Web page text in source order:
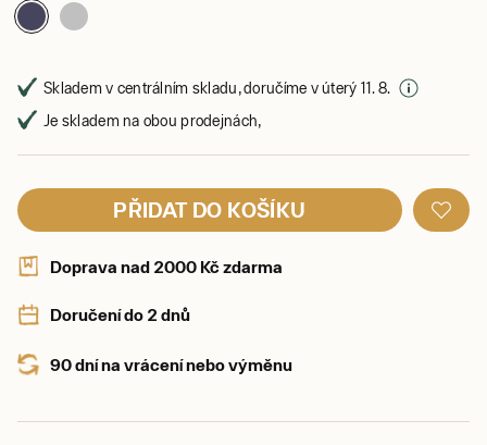
Skladem v centrálním skladu, doručíme v úterý 11. 8.
Je skladem na obou prodejnách,
PŘIDAT DO KOŠÍKU
Doprava nad 2000 Kč zdarma
Doručení do 2 dnů
90 dní na vrácení nebo výměnu